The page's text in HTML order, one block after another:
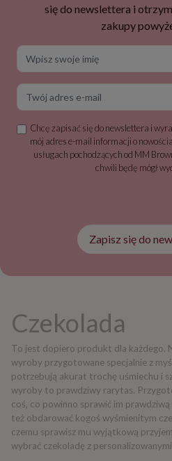
się do newslettera i
zakupy
Chcę zapisać się do newslettera i
mój adres e-mail informacji o
usługach pochodzących od MM
chwili będę mógł
Zapisz się do
Czekolada
To jest dopiero produkt dla każdego.
wyroby przygotowane specjalnie z
potrzebują akurat trochę uśmiechu i
wyroby to prawdziwy rarytas.
coś, co powinno sprawić im
też obdarować kogoś wyśmienitym
czemu sprawisz mu wyjątkową
wybrać czekoladę z